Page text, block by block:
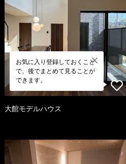
お気に入り登録しておくこと
で、後でまとめて見ることが
できます。
大館モデルハウス